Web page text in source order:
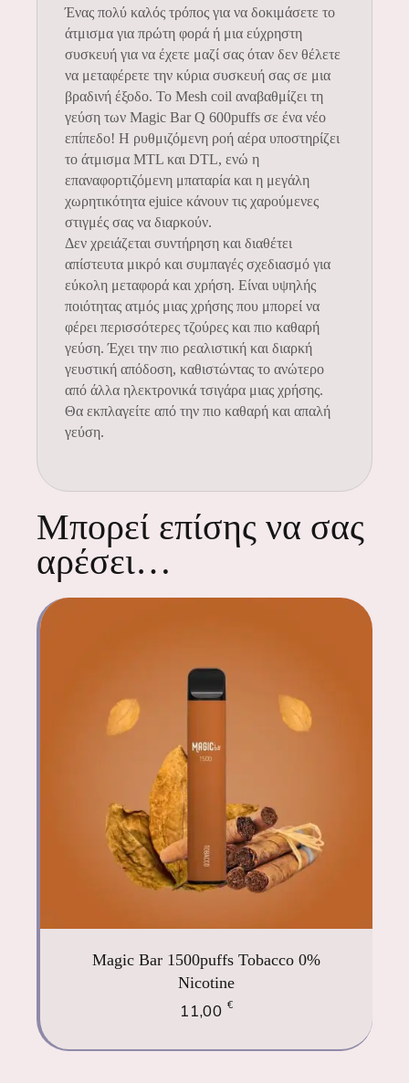
Ένας πολύ καλός τρόπος για να δοκιμάσετε το
άτμισμα για πρώτη φορά ή μια εύχρηστη
συσκευή για να έχετε μαζί σας όταν δεν θέλετε
να μεταφέρετε την κύρια συσκευή σας σε μια
βραδινή έξοδο. Το Mesh coil αναβαθμίζει τη
γεύση των Magic Bar Q 600puffs σε ένα νέο
επίπεδο! Η ρυθμιζόμενη ροή αέρα υποστηρίζει
το άτμισμα MTL και DTL, ενώ η
επαναφορτιζόμενη μπαταρία και η μεγάλη
χωρητικότητα ejuice κάνουν τις χαρούμενες
στιγμές σας να διαρκούν.
Δεν χρειάζεται συντήρηση και διαθέτει
απίστευτα μικρό και συμπαγές σχεδιασμό για
εύκολη μεταφορά και χρήση. Είναι υψηλής
ποιότητας ατμός μιας χρήσης που μπορεί να
φέρει περισσότερες τζούρες και πιο καθαρή
γεύση. Έχει την πιο ρεαλιστική και διαρκή
γευστική απόδοση, καθιστώντας το ανώτερο
από άλλα ηλεκτρονικά τσιγάρα μιας χρήσης.
Θα εκπλαγείτε από την πιο καθαρή και απαλή
γεύση.
Μπορεί επίσης να σας
αρέσει…
Magic Bar 1500puffs Tobacco 0%
Nicotine
11,00 €